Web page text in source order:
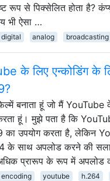
रूप से पिक्सेलित होता है?
भी ऐसा …
digital analog broadcasting
के लिए एन्कोडिंग के
बनाता हूं जो मैं YouTube
हूं। मुझे पता है कि
का उपयोग करता है, लेकिन
के साथ अपलोड करने की
प्रारूप के रूप में अपलोड
encoding youtube h.264